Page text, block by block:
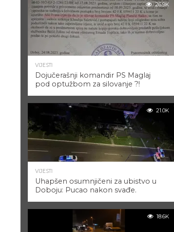
26.9K
VIJESTI
Dojučerašnji komandir PS Maglaj
pod optužbom za silovanje ?!
21.0K
VIJESTI
Uhapšen osumnjičeni za ubistvo u
Doboju: Pucao nakon svađe.
18.6K